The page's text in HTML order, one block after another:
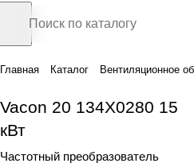
Главная Каталог Вентиляционное
Vacon 20 134X0280 15
кВт
Частотный преобразователь